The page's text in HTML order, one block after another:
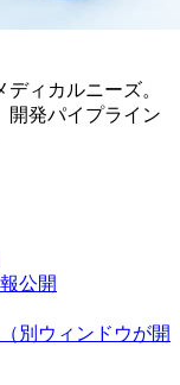
ィカルニーズ。
開発パイプライン
公開
（別ウィンドウが開